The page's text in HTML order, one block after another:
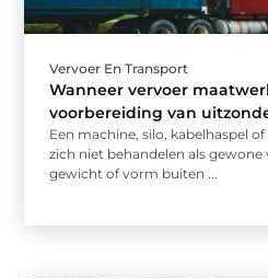
Vervoer En Transport
Wanneer vervoer
voorbereiding van
Een machine, silo, kabelhaspel
zich niet behandelen als
gewicht of vorm buiten ...